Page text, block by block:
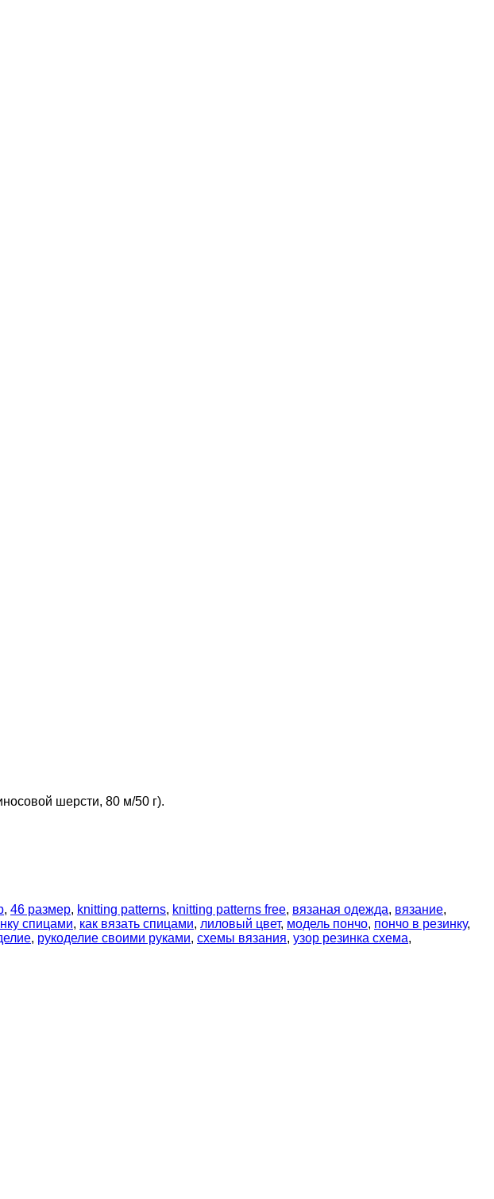
шерсти, 80 м/50 г).
, 46 размер, knitting patterns, knitting patterns free, вязаная одежда, вязание,
спицами, как вязать спицами, лиловый цвет, модель пончо, пончо в резинку,
, рукоделие своими руками, схемы вязания, узор резинка схема,